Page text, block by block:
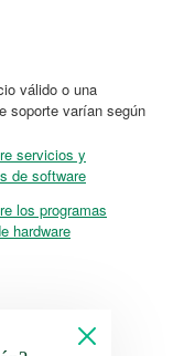
válido o una
soporte varían según
servicios y
de software
los programas
hardware